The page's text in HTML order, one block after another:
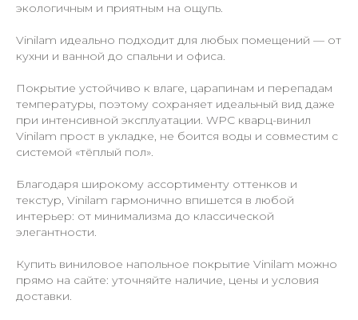
экологичным и приятным на ощупь.
Vinilam идеально подходит для любых помещений — от
кухни и ванной до спальни и офиса.
Покрытие устойчиво к влаге, царапинам и перепадам
температуры, поэтому сохраняет идеальный вид даже
при интенсивной эксплуатации. WPC кварц-винил
Vinilam прост в укладке, не боится воды и совместим с
системой «тёплый пол».
Благодаря широкому ассортименту оттенков и
текстур, Vinilam гармонично впишется в любой
интерьер: от минимализма до классической
элегантности.
Купить виниловое напольное покрытие Vinilam можно
прямо на сайте: уточняйте наличие, цены и условия
доставки.